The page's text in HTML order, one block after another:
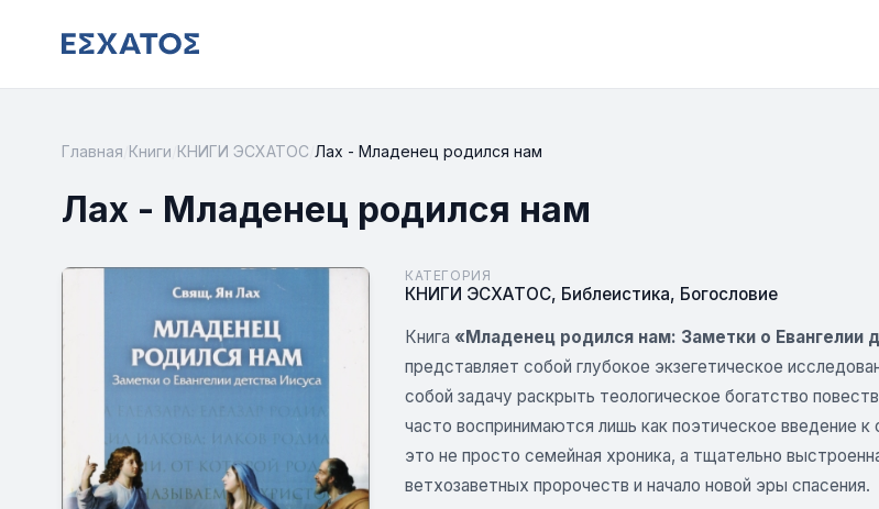
Главная Книги КНИГИ ЭСХАТОС Лах - Младенец родился нам
Лах - Младенец родился нам
КАТЕГОРИЯ
КНИГИ ЭСХАТОС, Библеистика, Богословие
Книга «Младенец родился нам: Заметки о Евангелии
представляет собой глубокое экзегетическое
собой задачу раскрыть теологическое богатство
часто воспринимаются лишь как поэтическое введение
это не просто семейная хроника, а тщательно
ветхозаветных пророчеств и начало новой эры спасения.